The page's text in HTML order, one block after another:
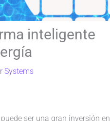
inteligente
Systems
ser una gran inversión en